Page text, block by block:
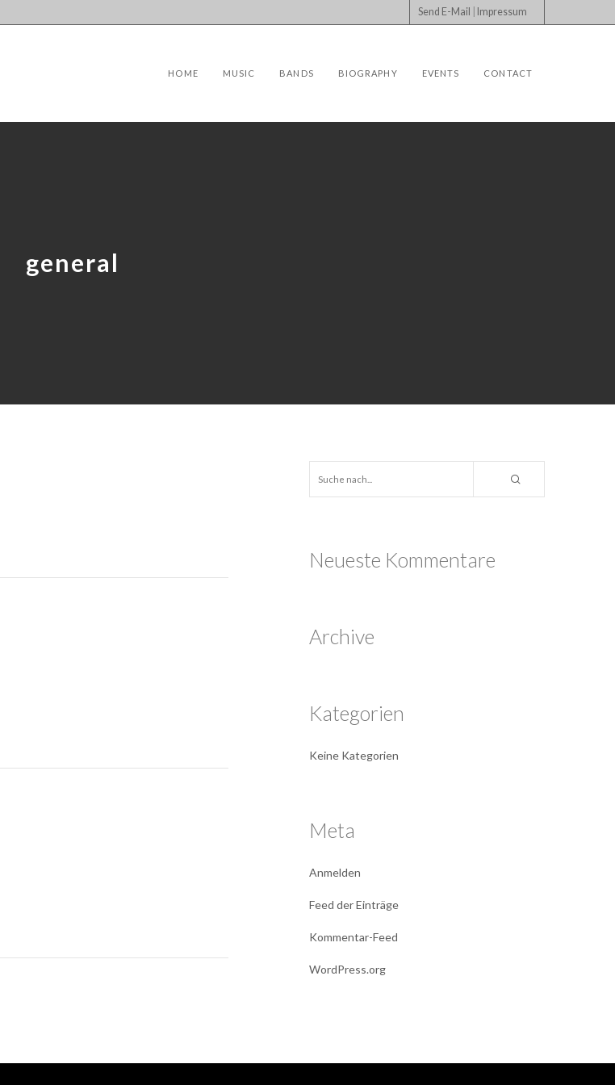
Send E-Mail Impressum
HOME MUSIC BANDS BIOGRAPHY EVENTS CONTACT
general
Neueste Kommentare
Archive
Kategorien
Keine Kategorien
Meta
Anmelden
Feed der Einträge
Kommentar-Feed
WordPress.org